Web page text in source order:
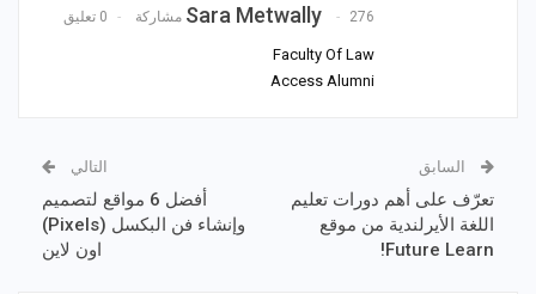
Sara Metwally 276 مشاركة 0 تعليق
Faculty Of Law
Access Alumni
السابق
تعرّف على أهم دورات تعليم
اللغة الأيرلندية من موقع
Future Learn!
التالي
أفضل 6 مواقع لتصميم
وإنشاء فن البكسل (Pixels)
اون لاين